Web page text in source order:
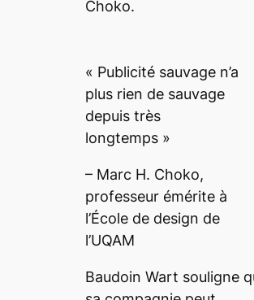
Choko.
« Publicité sauvage n’a
plus rien de sauvage
depuis très
longtemps »
– Marc H. Choko,
professeur émérite à
l’École de design de
l’UQAM
Baudoin Wart souligne